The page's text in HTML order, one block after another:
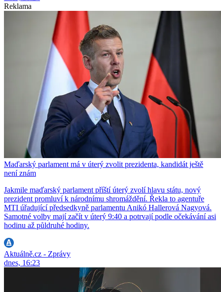
Reklama
Maďarský parlament má v úterý zvolit prezidenta, kandidát ještě
není znám
Jakmile maďarský parlament příští úterý zvolí hlavu státu, nový
prezident promluví k národnímu shromáždění. Řekla to agentuře
MTI úřadující předsedkyně parlamentu Anikó Hallerová Nagyová.
Samotné volby mají začít v úterý 9:40 a potrvají podle očekávání asi
hodinu až půldruhé hodiny.
Aktuálně.cz - Zprávy
dnes, 16:23